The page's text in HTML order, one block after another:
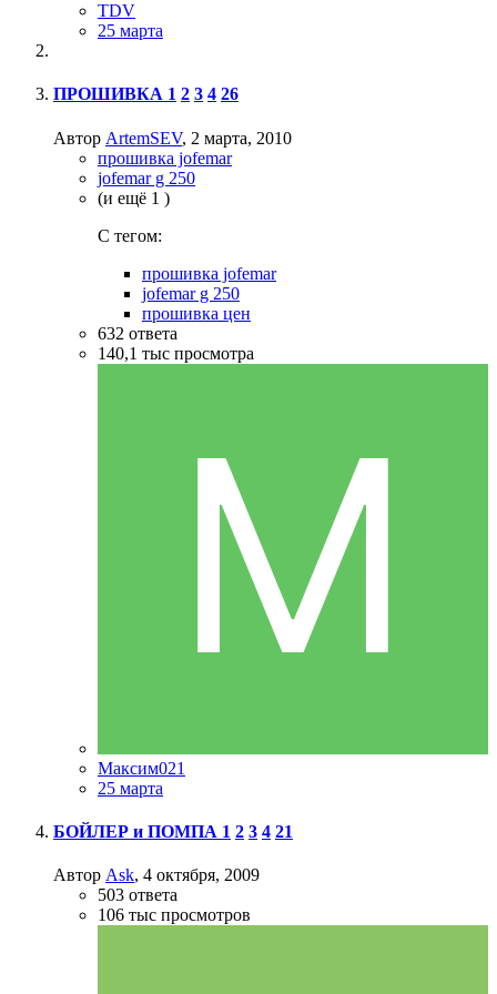
TDV
25 марта
ПРОШИВКА 1 2 3 4 26
Автор ArtemSEV, 2 марта, 2010
прошивка jofemar
jofemar g 250
(и ещё 1 )
C тегом:
прошивка jofemar
jofemar g 250
прошивка цен
632 ответа
140,1 тыс просмотра
Максим021
25 марта
БОЙЛЕР и ПОМПА 1 2 3 4 21
Автор Ask, 4 октября, 2009
503 ответа
106 тыс просмотров